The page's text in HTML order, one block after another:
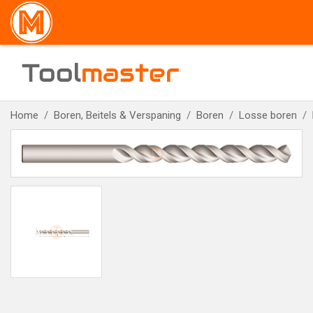
Toolmaster
Home Boren, Beitels & Verspaning Boren Losse boren